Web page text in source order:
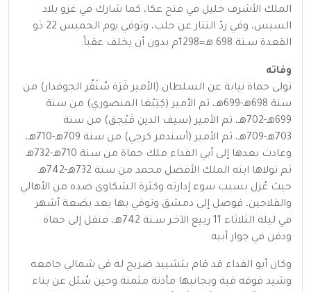
الملك الأشرف خليل في فتح عكا، كما شارك في غزو بلاد
السيس، وفي ردّ التتار عن حلب، وتوفي يوم الخميس 22 ذو
القعدة سـنة 698 هـ=1298م بدون أن يخلف عقباً.
وفاته
تولى حماة نيابة عن السلطان (الأمير قَرَة سُنْقُر الجوقدار) من
سنة 698هـ-699هـ، ثم الأمير (كِتِبْغا المنصوري) من سنة
699هـ-702هـ، ثم الأمير (سيف الدين قَبْجق) من سنة
703هـ-709هـ، ثم الأمير (أسندمر كرجي) من سنة 709هـ-710هـ،
وعادت بعدها إلى أبي الفداء ملك حماة من سنة 710هـ-732هـ
ثم تولاها ابنه الملك الأفضل محمد من سنة 732هـ-742هـ
حيث عُزل بسبب سوء إدارته وكثرة الشكاوى ضده من الأهالي
والفلاحين، فوصل إلى دمشق وتوفي بها بعد بضعة أشهر
في ليلة الثلاثاء 11 ربيع الآخـر سـنة 742هـ، فنقل إلى حماة
ودفن في جوار أبيه.
وكان أبو الفداء قد قام بتشييد ضريح له في شمالي جامعه
وشيد فوقه قبة وبجانبها مأذنة مثمنة وحين سُئل عن بناء